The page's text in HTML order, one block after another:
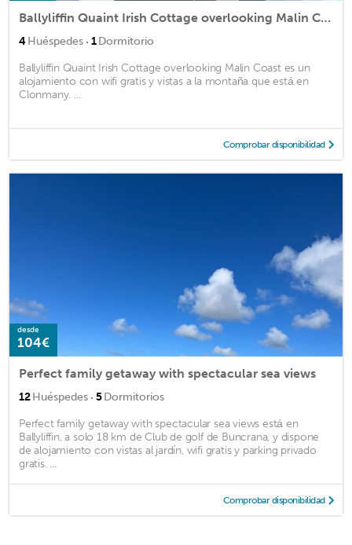
Ballyliffin Quaint Irish Cottage overlooking Malin Coast
4Huéspedes · 1Dormitorio
Ballyliffin Quaint Irish Cottage overlooking Malin Coast es un
alojamiento con wifi gratis y vistas a la montaña que está en
Clonmany. ...
Comprobar disponibilidad
desde
104€
Perfect family getaway with spectacular sea views
12Huéspedes · 5Dormitorios
Perfect family getaway with spectacular sea views está en
Ballyliffin, a solo 18 km de Club de golf de Buncrana, y dispone
de alojamiento con vistas al jardín, wifi gratis y parking privado
gratis. ...
Comprobar disponibilidad